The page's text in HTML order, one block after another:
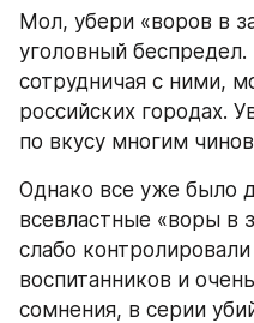
Мол, убери «воров в
уголовный
сотрудничая с ними,
российских городах.
по вкусу многим
Однако все уже было
всевластные «воры в
слабо
воспитанников и
сомнения, в серии